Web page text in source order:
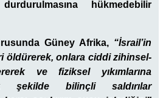
hükmedebilir
Güney Afrika, “İsrail’in
öldürerek, onlara ciddi zihinsel-
ve fiziksel yıkımlarına
şekilde bilinçli saldırılar